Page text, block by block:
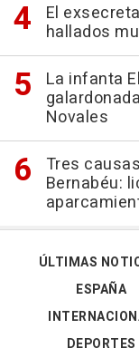
El
hallados
La infanta
Novales
Tres
Bernabéu:
ÚLTIMAS
ESPAÑA
DEPORTES